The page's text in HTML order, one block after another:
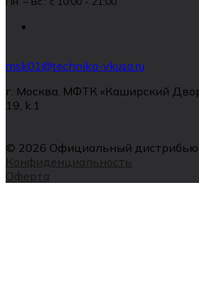
msk01@technika-vkusa.ru
г. Москва, МФТК «Каширский
19, k.1
© 2026 Официальный
Конфиденциальность
Оферта